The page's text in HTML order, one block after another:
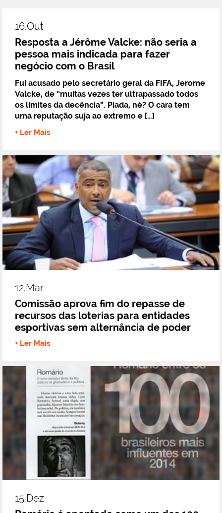
16.out
Resposta a Jérôme Valcke: não seria a
pessoa mais indicada para fazer
negócio com o Brasil
Fui acusado pelo secretário geral da FIFA, Jerome
Valcke, de “muitas vezes ter ultrapassado todos
os limites da decência”. Piada, né? O cara tem
uma reputação suja ao extremo e […]
+ Ler Mais
12.mar
Comissão aprova fim do repasse de
recursos das loterias para entidades
esportivas sem alternância de poder
+ Ler Mais
15.dez